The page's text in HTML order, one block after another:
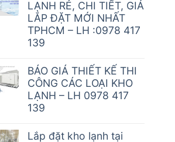
LẠNH RẺ, CHI TIẾT, GIÁ
LẮP ĐẶT MỚI NHẤT
TPHCM – LH :0978 417
139
BÁO GIÁ THIẾT KẾ THI
CÔNG CÁC LOẠI KHO
LẠNH – LH 0978 417
139
Lắp đặt kho lạnh tại